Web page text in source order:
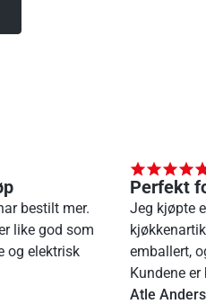
bestilt mer.
like god som
og elektrisk
Perfekt
Jeg kjøpte
emballert,
Kundene
Atle